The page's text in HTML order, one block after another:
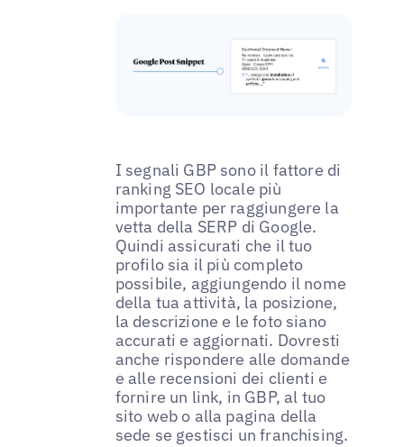
I segnali GBP sono il fattore di
ranking SEO locale più
importante per raggiungere la
vetta della SERP di Google.
Quindi assicurati che il tuo
profilo sia il più completo
possibile, aggiungendo il nome
della tua attività, la posizione,
la descrizione e le foto siano
accurati e aggiornati. Dovresti
anche rispondere alle domande
e alle recensioni dei clienti e
fornire un link, in GBP, al tuo
sito web o alla pagina della
sede se gestisci un franchising.